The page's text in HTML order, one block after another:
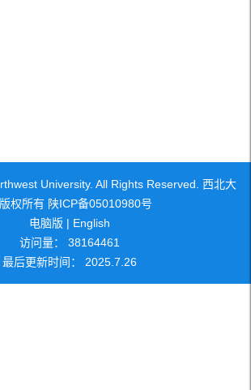
University. All Rights Reserved. 西北大
权所有 陕ICP备05010980号
电脑版 | English
访问量： 38164461
最后更新时间： 2025 7 26